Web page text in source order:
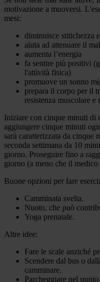
motivazione a muoversi.
mesi:
diminuisce stitichezza
aiuta ad attenuare il
aumenta l’energia
fa sentire più positivi
l'attività fisica)
promuove un sonno
prepara il corpo per il
resistenza muscolare
Iniziare con cinque minuti di
aggiungere cinque minuti
sarà caratterizzata da
seconda settimana da 10
giorno. Proseguire fino a
giorno (a meno che il
Buone opzioni per fare
Camminata svelta.
Nuoto, che può
Yoga prenatale.
Altre idee:
Fare le scale anziché
Scendere dal bus o
camminare.
Parcheggiare nel